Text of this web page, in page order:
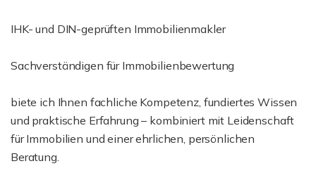
IHK- und DIN-geprüften Immobilienmakler
Sachverständigen für Immobilienbewertung
biete ich Ihnen fachliche Kompetenz, fundiertes Wissen
und praktische Erfahrung – kombiniert mit Leidenschaft
für Immobilien und einer ehrlichen, persönlichen
Beratung.